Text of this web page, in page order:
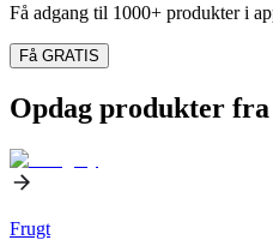
Få adgang til 1000+ produkter i
Få GRATIS
Opdag produkter
Frugt